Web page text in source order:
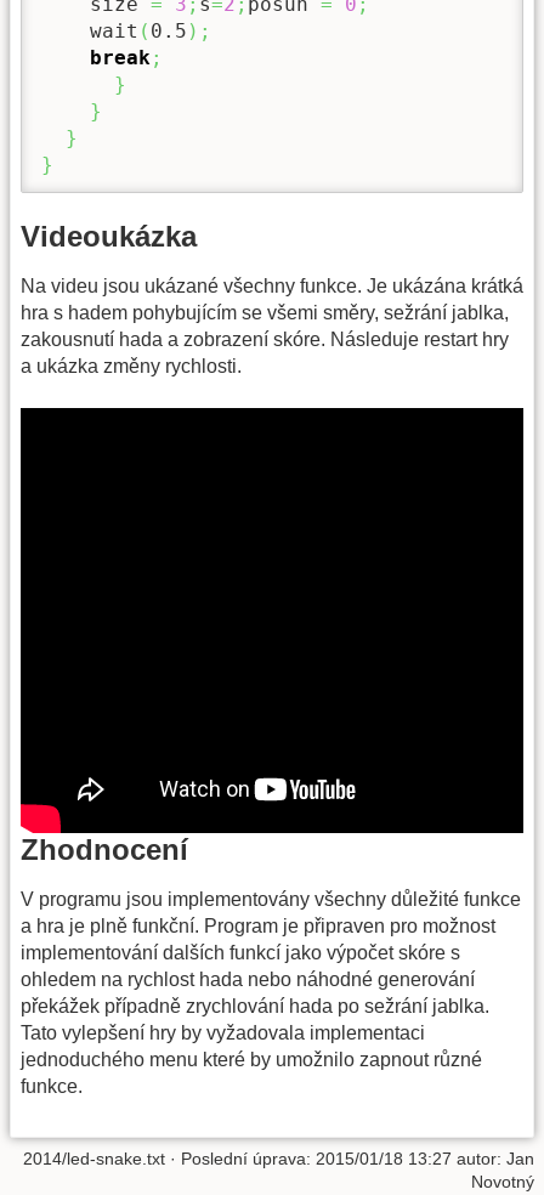
    wait
( 0.5 ) ;
break;
}
}
}
}
Videoukázka
Na videu jsou ukázané všechny funkce. Je ukázána krátká
hra s hadem pohybujícím se všemi směry, sežrání jablka,
zakousnutí hada a zobrazení skóre. Následuje restart hry
a ukázka změny rychlosti.
Zhodnocení
V programu jsou implementovány všechny důležité funkce
a hra je plně funkční. Program je připraven pro možnost
implementování dalších funkcí jako výpočet skóre s
ohledem na rychlost hada nebo náhodné generování
překážek případně zrychlování hada po sežrání jablka.
Tato vylepšení hry by vyžadovala implementaci
jednoduchého menu které by umožnilo zapnout různé
funkce.
2014/led-snake.txt · Poslední úprava: 2015/01/18 13:27 autor: Jan
Novotný